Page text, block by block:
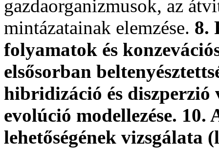
gazdaorganizmusok, az
mintázatainak elemzése. 8.
folyamatok és
elsősorban
hibridizáció és diszperzió
evolúció modellezése.
lehetőségének vizsgálata